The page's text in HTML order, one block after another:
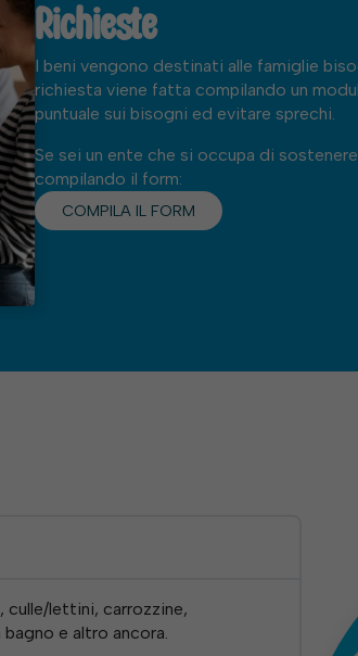
Richieste
I beni vengono destinati alle famiglie
richiesta viene fatta compilando un
puntuale sui bisogni ed evitare sprechi.
Se sei un ente che si occupa di
compilando il form:
COMPILA IL FORM
culle/lettini, carrozzine,
e altro ancora.